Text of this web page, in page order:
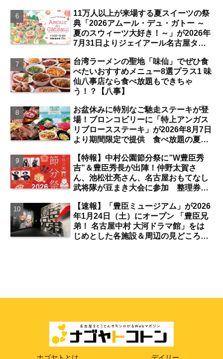
夏祭りの見どころは？【まとめ／大曽
根】
11万人以上が来場する夏スイーツの祭
典「2026アムール・デュ・ガトー ～
夏のスウィーツ大好き！～」が2026年
7月31日よりジェイアール名古屋タカ
【名古屋駅】
台湾ラーメンの聖地「味仙」でぜひ食
べたいおすすめメニュー8選プラス1 味
仙八事店なら食べ放題もできちゃ
う！？【八事】
お盆休みに特別なご馳走ステーキが登
場！ブロンコビリーに「特上アンガス
リブロースステーキ」が2026年8月7日
より期間限定で提供 食べ放題の夏ブ
発】
【特報】中村公園節分祭に”W豊臣秀
吉”＆豊臣秀長が出陣！仲野太賀さ
ん、池松壮亮さん、名古屋おもてなし
武将隊が豆まき大会に参加 整理券を
【速報】「豊臣ミュージアム」が2026
年1月24日（土）にオープン 「豊臣兄
弟！ 名古屋中村 大河ドラマ館」をは
じめとした各施設＆周辺の見どころ